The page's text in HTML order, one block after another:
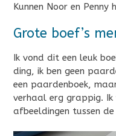
Kunnen Noor en Penny
Grote boef’s
Ik vond dit een leuk
ding, ik ben geen
een paardenboek,
verhaal erg grappig.
afbeeldingen tussen